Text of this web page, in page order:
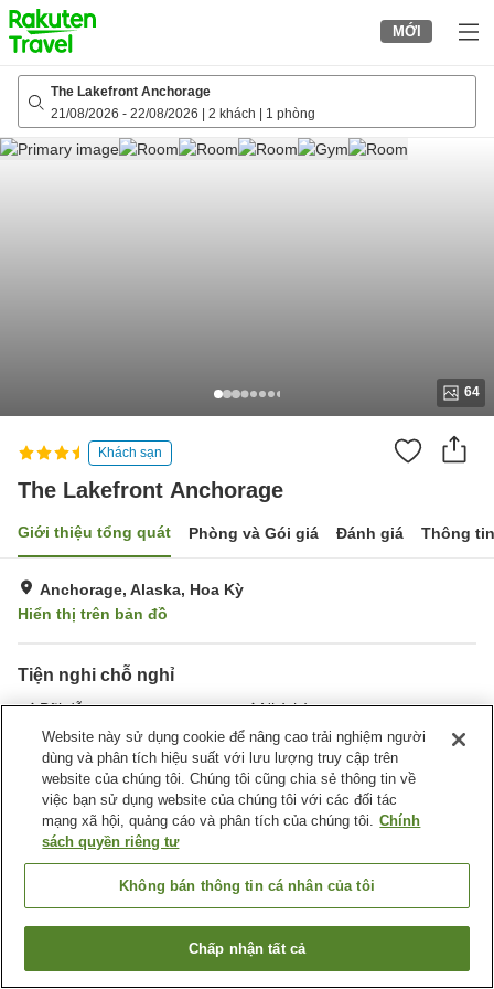
to
top
page
MỚI
The Lakefront Anchorage
21/08/2026 - 22/08/2026 2 khách 1 phòng
64
Khách sạn
The Lakefront Anchorage
Giới thiệu tổng quát Phòng và Gói giá Đánh giá Thông
Anchorage, Alaska, Hoa Kỳ
Hiển thị trên bản đồ
Tiện nghi chỗ nghỉ
Bãi đỗ xe
Nhà hàng
Bar
Giặt ủi
Trang chủ Hoa Kỳ Alaska
Anchorage
The Lakefront Anchorage
Tìm phòng trống
Website này sử dụng cookie để nâng cao trải nghiệm người
dùng và phân tích hiệu suất với lưu lượng truy cập trên
website của chúng tôi. Chúng tôi cũng chia sẻ thông tin về
việc bạn sử dụng website của chúng tôi với các đối tác
mạng xã hội, quảng cáo và phân tích của chúng tôi. Chính
sách quyền riêng tư
Không bán thông tin cá nhân của tôi
Chấp nhận tất cả